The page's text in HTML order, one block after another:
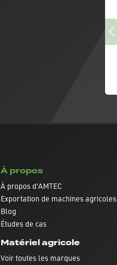
À propos
À propos d'AMTEC
Exportation de machines agricoles
Blog
Études de cas
Matériel agricole
Voir toutes les marques